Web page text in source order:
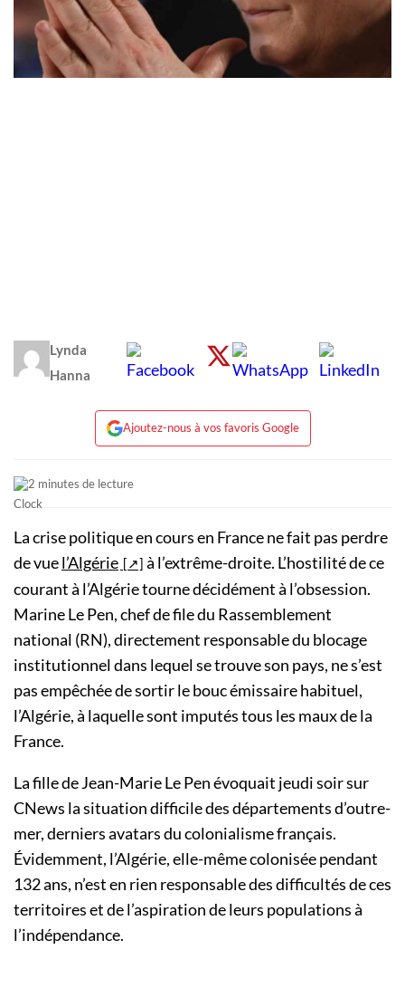
Lynda
Hanna
Ajoutez-nous à vos favoris Google
2 minutes de lecture
La crise politique en cours en France ne fait pas perdre
de vuel’Algérie
à l’extrême-droite. L’hostilité de ce
courant à l’Algérie tourne décidément à l’obsession.
Marine Le Pen, chef de file du Rassemblement
national (RN), directement responsable du blocage
institutionnel dans lequel se trouve son pays, ne s’est
pas empêchée de sortir le bouc émissaire habituel,
l’Algérie, à laquelle sont imputés tous les maux de la
France.
La fille de Jean-Marie Le Pen évoquait jeudi soir sur
CNews la situation difficile des départements d’outre-
mer, derniers avatars du colonialisme français.
Évidemment, l’Algérie, elle-même colonisée pendant
132 ans, n’est en rien responsable des difficultés de ces
territoires et de l’aspiration de leurs populations à
l’indépendance.